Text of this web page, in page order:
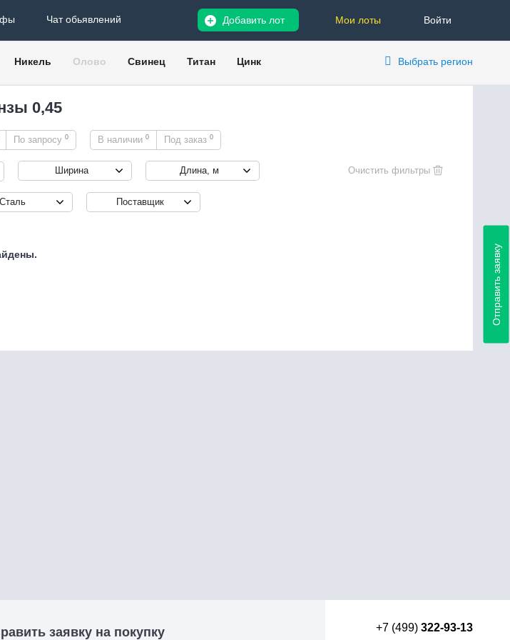
Чат обьявлений Войти
Мои лоты
Добавить лот
Никель Олово Свинец Титан Цинк Выбрать регион
0,45
По запросу 0 В наличии 0 Под заказ 0
Ширина Длина, м
Сталь Поставщик
заявку на покупку
Отправить заявку
+7 (499) 322-93-13